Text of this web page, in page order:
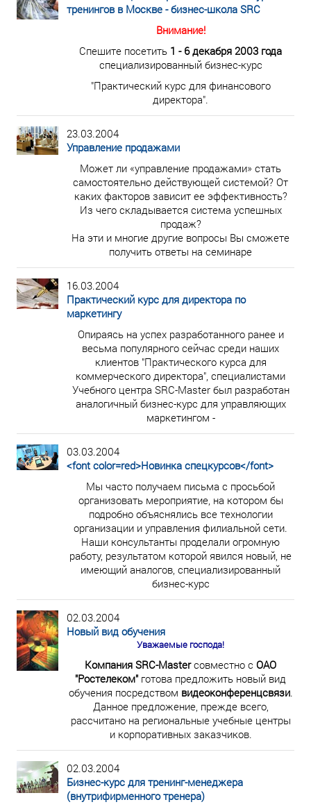
тренингов в Москве - бизнес-школа SRC
Внимание!
Спешите посетить 1 - 6 декабря 2003 года
специализированный бизнес-курс
"Практический курс для финансового
директора".
23.03.2004
Управление продажами
Может ли «управление продажами» стать
самостоятельно действующей системой? От
каких факторов зависит ее эффективность?
Из чего складывается система успешных
продаж?
На эти и многие другие вопросы Вы сможете
получить ответы на семинаре
16.03.2004
Практический курс для директора по
маркетингу
Опираясь на успех разработанного ранее и
весьма популярного сейчас среди наших
клиентов "Практического курса для
коммерческого директора", специалистами
Учебного центра SRC-Master был разработан
аналогичный бизнес-курс для управляющих
маркетингом -
03.03.2004
<font color=red>Новинка спецкурсов</font>
Мы часто получаем письма с просьбой
организовать мероприятие, на котором бы
подробно объяснялись все технологии
организации и управления филиальной сети.
Наши консультанты проделали огромную
работу, результатом которой явился новый, не
имеющий аналогов, специализированный
бизнес-курс
02.03.2004
Новый вид обучения
Уважаемые господа!
Компания SRC-Masterсовместно с ОАО
"Ростелеком" готова предложить новый вид
обучения посредством видеоконференцсвязи.
Данное предложение, прежде всего,
рассчитано на региональные учебные центры
и корпоративных заказчиков.
02.03.2004
Бизнес-курс для тренинг-менеджера
(внутрифирменного тренера)